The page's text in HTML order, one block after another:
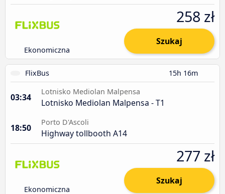
Ekonomiczna
258 zł
Szukaj
FlixBus 15h 16m
03:34
Lotnisko Mediolan Malpensa
Lotnisko Mediolan Malpensa - T1
18:50
Porto D'Ascoli
Highway tollbooth A14
Ekonomiczna
277 zł
Szukaj